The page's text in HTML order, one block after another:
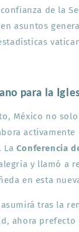
de la
asuntos
para la
México no
activamente
La Conferencia
y llamó a
en esta
tras la
ahora